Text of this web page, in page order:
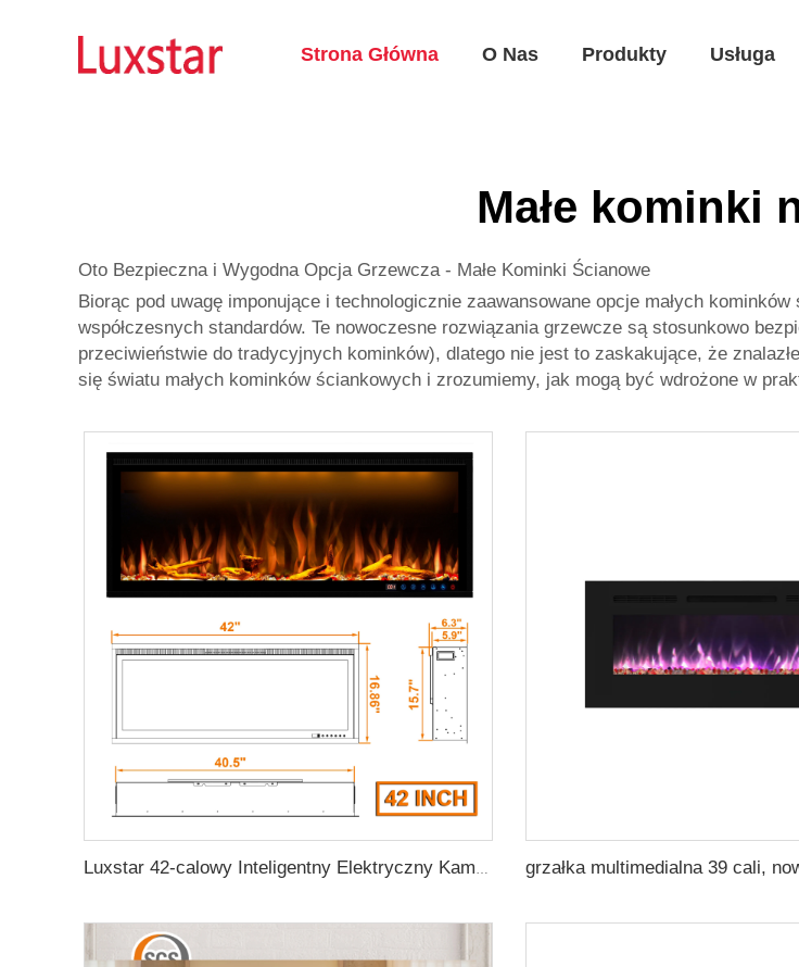
Strona Główna O Nas Produkty Usługa
Małe kominki
Oto Bezpieczna i Wygodna Opcja Grzewcza - Małe Kominki Ścianowe
Biorąc pod uwagę imponujące i technologicznie zaawansowane opcje małych
współczesnych standardów. Te nowoczesne rozwiązania grzewcze są stosunkowo
przeciwieństwie do tradycyjnych kominków), dlatego nie jest to zaskakujące, że
się światu małych kominków ściankowych i zrozumiemy, jak mogą być wdrożone w